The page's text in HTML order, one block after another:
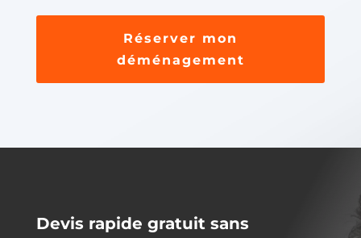
Réserver mon
déménagement
Devis rapide gratuit sans